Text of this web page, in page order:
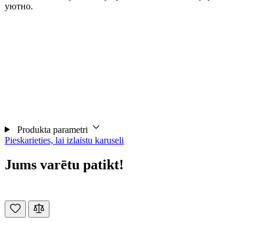
уютно.
Produkta parametri
Pieskarieties, lai izlaistu karuseli
Jums varētu patikt!